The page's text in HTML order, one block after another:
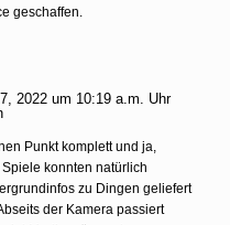
geschaffen.
2022 um 10:19 a.m. Uhr
Punkt komplett und ja,
konnten natürlich
zu Dingen geliefert
der Kamera passiert